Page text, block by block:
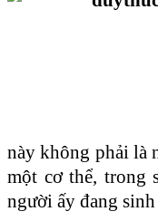
này không phải là
một cơ thể, trong
người ấy đang